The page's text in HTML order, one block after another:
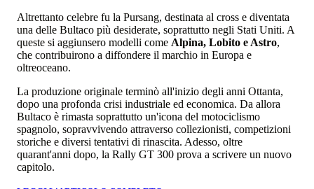
Altrettanto celebre fu la Pursang, destinata al cross e diventata
una delle Bultaco più desiderate, soprattutto negli Stati Uniti. A
queste si aggiunsero modelli come Alpina, Lobito e Astro,
che contribuirono a diffondere il marchio in Europa e
oltreoceano.
La produzione originale terminò all'inizio degli anni Ottanta,
dopo una profonda crisi industriale ed economica. Da allora
Bultaco è rimasta soprattutto un'icona del motociclismo
spagnolo, sopravvivendo attraverso collezionisti, competizioni
storiche e diversi tentativi di rinascita. Adesso, oltre
quarant'anni dopo, la Rally GT 300 prova a scrivere un nuovo
capitolo.